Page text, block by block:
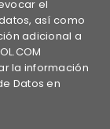
el
así como
adicional a
la información
Datos en